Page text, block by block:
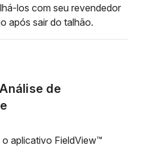
los com seu revendedor
após sair do talhão.
de
aplicativo FieldView™